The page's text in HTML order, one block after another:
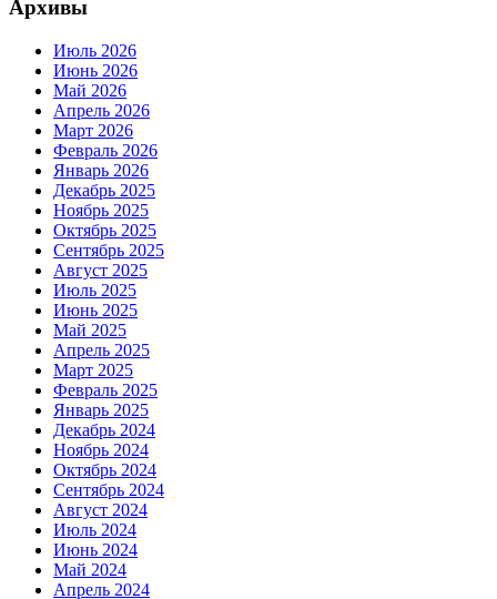
Архивы
Июль 2026
Июнь 2026
Май 2026
Апрель 2026
Март 2026
Февраль 2026
Январь 2026
Декабрь 2025
Ноябрь 2025
Октябрь 2025
Сентябрь 2025
Август 2025
Июль 2025
Июнь 2025
Май 2025
Апрель 2025
Март 2025
Февраль 2025
Январь 2025
Декабрь 2024
Ноябрь 2024
Октябрь 2024
Сентябрь 2024
Август 2024
Июль 2024
Июнь 2024
Май 2024
Апрель 2024